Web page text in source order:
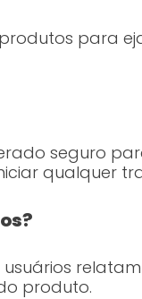
para
seguro
qualquer
produto.